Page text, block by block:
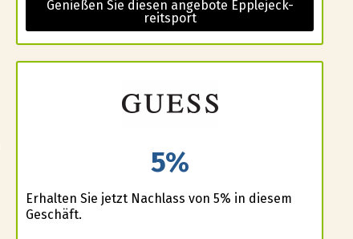
Genießen Sie diesen angebote Epplejeck-
reitsport
5%
Erhalten Sie jetzt Nachlass von 5% in diesem
Geschäft.